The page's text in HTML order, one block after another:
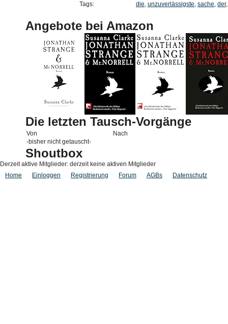
Tags:
die, unzuverlässigste, sache, der
Angebote bei Amazon
Die letzten Tausch-Vorgänge
Von
Nach
-bisher nicht getauscht-
Shoutbox
Derzeit aktive Mitglieder: derzeit keine aktiven Mitglieder
Home
Einloggen Registrierung Forum AGBs Datenschutz